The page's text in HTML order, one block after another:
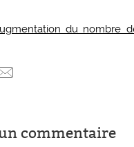
du nombre
commentaire